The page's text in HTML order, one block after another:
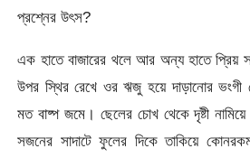
প্রশ্নের উৎস?
এক হাতে বাজারের থলে আর অন্য হাতে প্রিয়
উপর স্থির রেখে ওর ঋজু হয়ে দাড়ানোর
মত বাষ্প জমে। ছেলের চোখ থেকে দৃষ্টী
সজনের সাদাটে ফুলের দিকে তাকিয়ে